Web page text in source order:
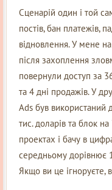
Сценарій один і той
постів, бан платежів,
відновлення. У мене
після захоплення
повернули доступ за
та 4 дні продажів. У
Ads був використаний
тис. доларів та блок
проектах і бачу в
середньому дорівнює
Якщо ви це ігноруєте,